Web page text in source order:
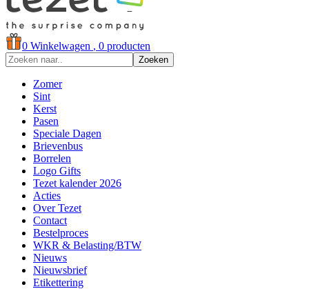
0 Winkelwagen , 0 producten
Zoeken
Zomer
Sint
Kerst
Pasen
Speciale Dagen
Brievenbus
Borrelen
Logo Gifts
Tezet kalender 2026
Acties
Over Tezet
Contact
Bestelproces
WKR & Belasting/BTW
Nieuws
Nieuwsbrief
Etikettering